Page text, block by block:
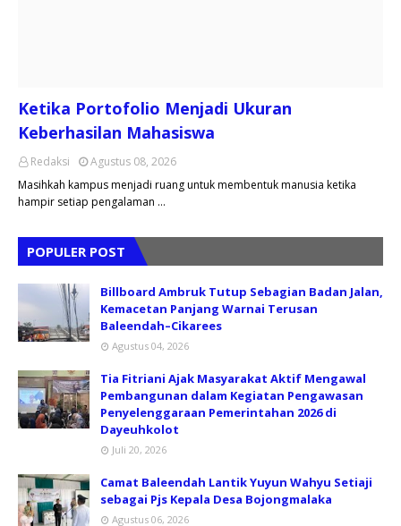
Ketika Portofolio Menjadi Ukuran
Keberhasilan Mahasiswa
Redaksi
Agustus 08, 2026
Masihkah kampus menjadi ruang untuk membentuk manusia ketika
hampir setiap pengalaman …
POPULER POST
Billboard Ambruk Tutup Sebagian Badan Jalan,
Kemacetan Panjang Warnai Terusan
Baleendah–Cikarees
Agustus 04, 2026
Tia Fitriani Ajak Masyarakat Aktif Mengawal
Pembangunan dalam Kegiatan Pengawasan
Penyelenggaraan Pemerintahan 2026 di
Dayeuhkolot
Juli 20, 2026
Camat Baleendah Lantik Yuyun Wahyu Setiaji
sebagai Pjs Kepala Desa Bojongmalaka
Agustus 06, 2026